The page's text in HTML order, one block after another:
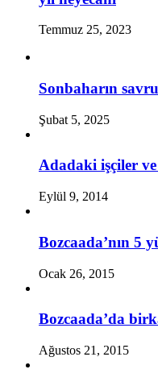
Temmuz 25, 2023
Sonbaharın
Şubat 5, 2025
Adadaki işçiler
Eylül 9, 2014
Bozcaada’nın 5
Ocak 26, 2015
Bozcaada’da
Ağustos 21, 2015